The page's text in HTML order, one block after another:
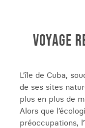
plantations de
Escambray, des
des cochons
DÉCOUVRIR LE
CUBAIN : DE LA
VOYAGE
L’île de Cuba,
de ses sites
plus en plus de
Alors que
préoccupations,